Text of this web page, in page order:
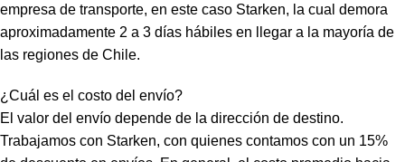
empresa de transporte, en este caso Starken, la cual demora
aproximadamente 2 a 3 días hábiles en llegar a la mayoría de
las regiones de Chile.
¿Cuál es el costo del envío?
El valor del envío depende de la dirección de destino.
Trabajamos con Starken, con quienes contamos con un 15%